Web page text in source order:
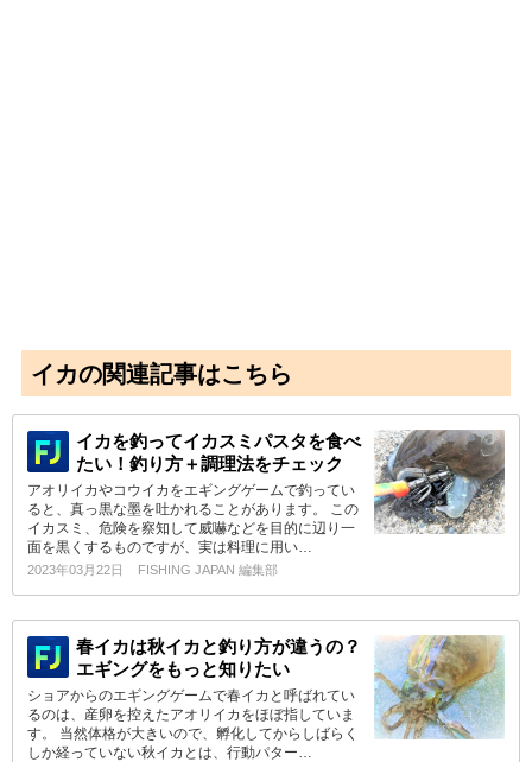
イカの関連記事はこちら
イカを釣ってイカスミパスタを食べ
たい！釣り方＋調理法をチェック
アオリイカやコウイカをエギングゲームで釣ってい
ると、真っ黒な墨を吐かれることがあります。 この
イカスミ、危険を察知して威嚇などを目的に辺り一
面を黒くするものですが、実は料理に用い…
2023年03月22日 FISHING JAPAN 編集部
春イカは秋イカと釣り方が違うの？
エギングをもっと知りたい
ショアからのエギングゲームで春イカと呼ばれてい
るのは、産卵を控えたアオリイカをほぼ指していま
す。 当然体格が大きいので、孵化してからしばらく
しか経っていない秋イカとは、行動パター…